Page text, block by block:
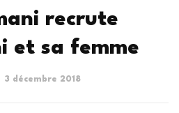
recrute
et sa femme
3 décembre 2018